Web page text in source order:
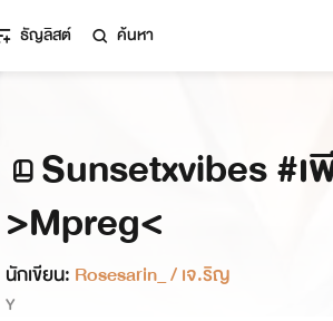
ธัญลิสต์ ค้นหา
Sunsetxvibes #
>Mpreg<
นักเขียน: Rosesarin_ / เจ.ริญ
Y